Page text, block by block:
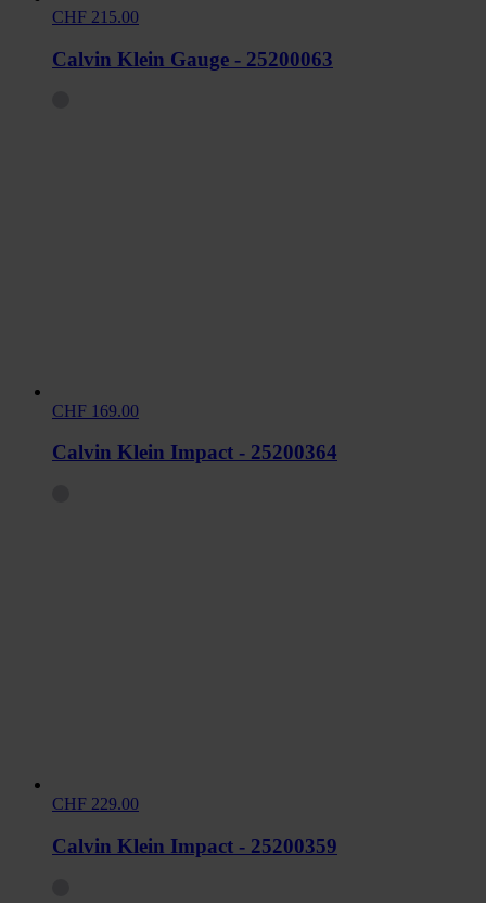
CHF 215.00
Calvin Klein Gauge - 25200063
CHF 169.00
Calvin Klein Impact - 25200364
CHF 229.00
Calvin Klein Impact - 25200359